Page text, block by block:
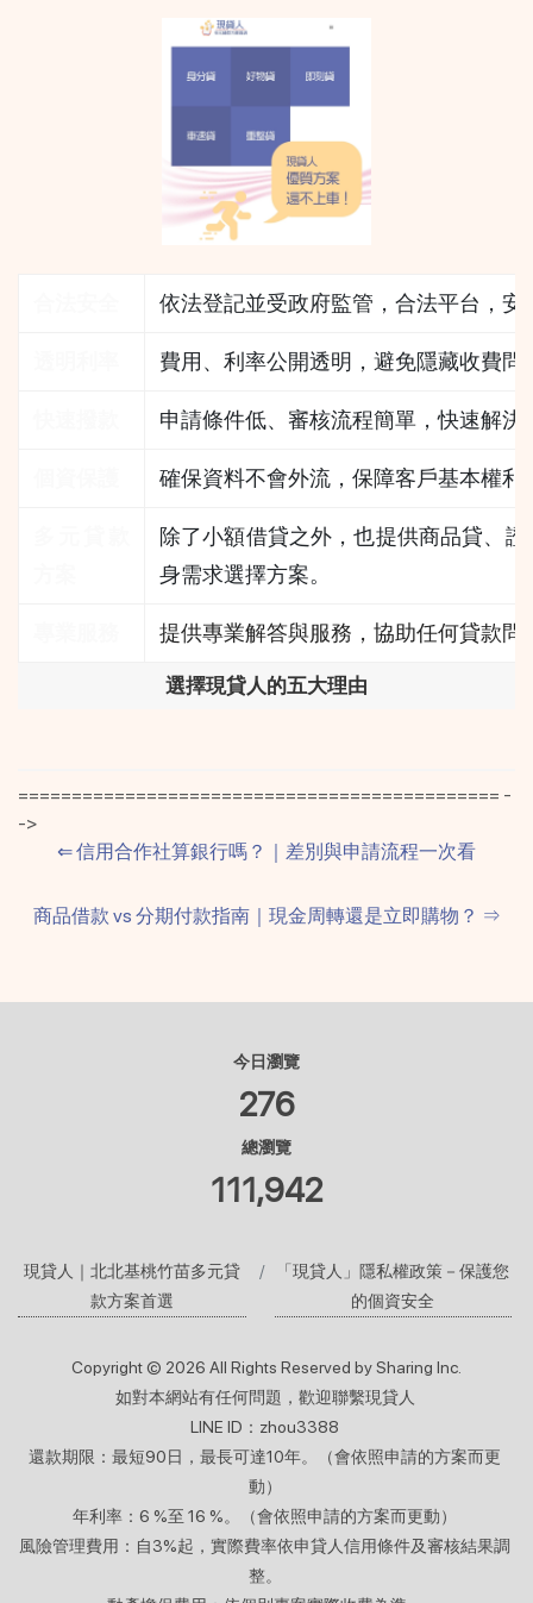
依法登記並受政府監管，合法平台，安
費用、利率公開透明，避免隱藏收費問
申請條件低、審核流程簡單，快速解決
確保資料不會外流，保障客戶基本權利
除了小額借貸之外，也提供商品貸、
身需求選擇方案。
提供專業解答與服務，協助任何貸款
選擇現貸人的五大理由
============================================= -
->
⇐信用合作社算銀行嗎？｜差別與申請流程一次看
商品借款 vs 分期付款指南｜現金周轉還是立即購物？ ⇒
今日瀏覽
276
總瀏覽
111,942
現貸人｜北北基桃竹苗多元貸
款方案首選
「現貸人」隱私權政策－保護您
的個資安全
Copyright © 2026 All Rights Reserved by Sharing Inc.
如對本網站有任何問題，歡迎聯繫現貸人
LINE ID：zhou3388
還款期限：最短90日，最長可達10年。（會依照申請的方案而更
動）
年利率：6 %至 16 %。（會依照申請的方案而更動）
風險管理費用：自3%起，實際費率依申貸人信用條件及審核結果調
整。